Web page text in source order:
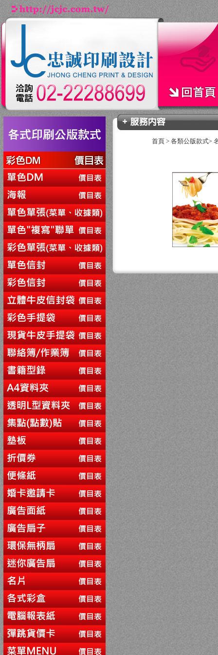
首頁 >各類公版款式>